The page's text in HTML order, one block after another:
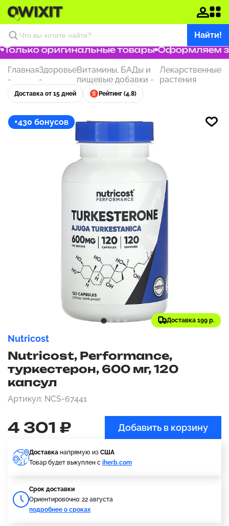
Найти!
оригинальные товары Оформляем
Главная
-
Здоровье
-
Витамины, БАДы и
пищевые добавки -
Лекарственные
растения
Доставка от 15 дней Рейтинг (4.8)
+430 бонусов
Доставка 199 р.
Nutricost
Nutricost, Performance,
туркестерон, 600 мг, 120
капсул
Артикул: NCS-67441
4 301 ₽ Добавить в корзину
Доставка напрямую из США
Товар будет выкуплен с iherb.com
Cрок доставки
Ориентировочно: 22 августа
подробнее о сроках